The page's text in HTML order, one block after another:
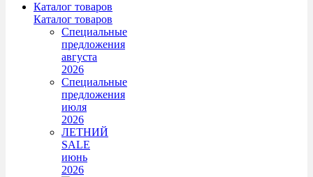
Каталог товаров
Каталог товаров
Специальные
предложения
августа
2026
Специальные
предложения
июля
2026
ЛЕТНИЙ
SALE
июнь
2026